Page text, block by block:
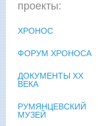
проекты:
ХРОНОС
ФОРУМ ХРОНОСА
ДОКУМЕНТЫ XX
ВЕКА
РУМЯНЦЕВСКИЙ
МУЗЕЙ